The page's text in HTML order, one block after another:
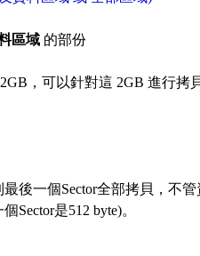
區域 的部份
，可以針對這 2GB 進行拷
後一個Sector全部拷貝，不
Sector是512 byte)。